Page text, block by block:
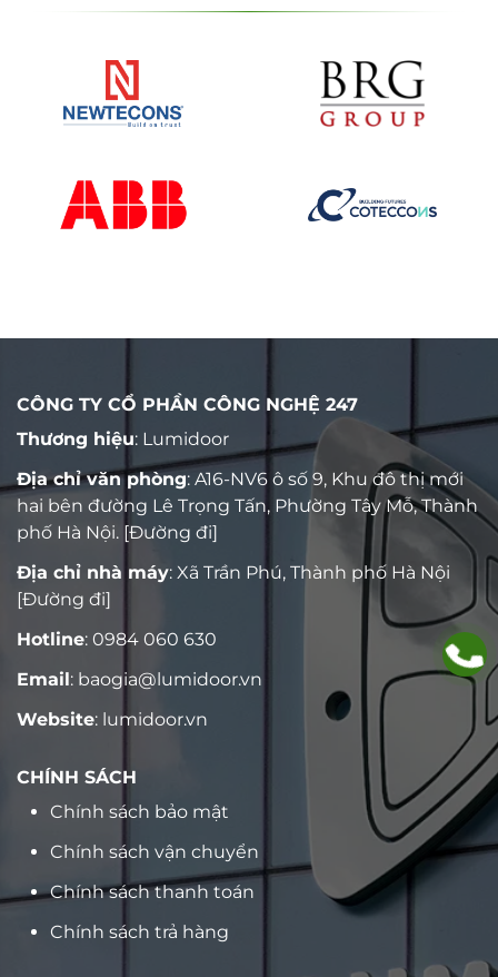
CÔNG TY CỔ PHẦN CÔNG NGHỆ 247
Thương hiệu: Lumidoor
Địa chỉ văn phòng: A16-NV6 ô số 9, Khu đô thị mới
hai bên đường Lê Trọng Tấn, Phường Tây Mỗ, Thành
phố Hà Nội. [Đường đi]
Địa chỉ nhà máy: Xã Trần Phú, Thành phố Hà Nội
[Đường đi]
Hotline: 0984 060 630
Email: baogia@lumidoor.vn
Website: lumidoor.vn
CHÍNH SÁCH
Chính sách bảo mật
Chính sách vận chuyển
Chính sách thanh toán
Chính sách trả hàng